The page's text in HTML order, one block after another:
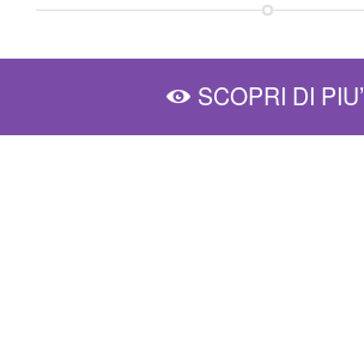
SCOPRI DI PIU’